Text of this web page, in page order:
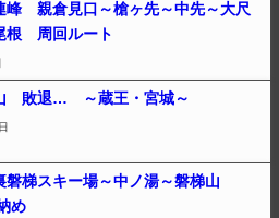
峰 親倉見口～槍ヶ先～中先～大尺
根 周回ルート
敗退… ～蔵王・宮城～
梯スキー場～中ノ湯～磐梯山
め